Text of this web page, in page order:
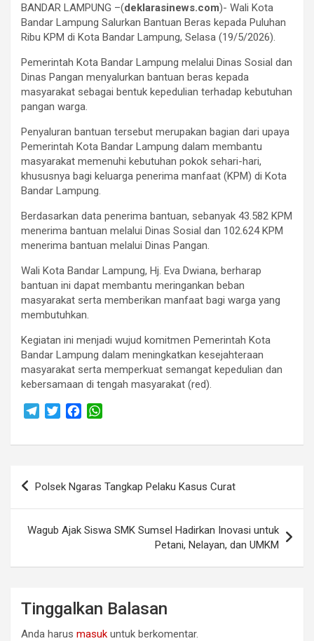
l
e
g
a
m
i
t
t
r
c
e
b
o
k
a
t
s
p
p
BANDAR LAMPUNG –(deklarasinews.com)- Wali Kota
Bandar Lampung Salurkan Bantuan Beras kepada Puluhan
Ribu KPM di Kota Bandar Lampung, Selasa (19/5/2026).
Pemerintah Kota Bandar Lampung melalui Dinas Sosial dan
Dinas Pangan menyalurkan bantuan beras kepada
masyarakat sebagai bentuk kepedulian terhadap kebutuhan
pangan warga.
Penyaluran bantuan tersebut merupakan bagian dari upaya
Pemerintah Kota Bandar Lampung dalam membantu
masyarakat memenuhi kebutuhan pokok sehari-hari,
khususnya bagi keluarga penerima manfaat (KPM) di Kota
Bandar Lampung.
Berdasarkan data penerima bantuan, sebanyak 43.582 KPM
menerima bantuan melalui Dinas Sosial dan 102.624 KPM
menerima bantuan melalui Dinas Pangan.
Wali Kota Bandar Lampung, Hj. Eva Dwiana, berharap
bantuan ini dapat membantu meringankan beban
masyarakat serta memberikan manfaat bagi warga yang
membutuhkan.
Kegiatan ini menjadi wujud komitmen Pemerintah Kota
Bandar Lampung dalam meningkatkan kesejahteraan
masyarakat serta memperkuat semangat kepedulian dan
kebersamaan di tengah masyarakat (red).
r
e
o
A
Navigasi
Polsek Ngaras Tangkap Pelaku Kasus Curat
Wagub Ajak Siswa SMK Sumsel Hadirkan Inovasi untuk
Petani, Nelayan, dan UMKM
Tinggalkan Balasan
Anda harus masuk untuk berkomentar.